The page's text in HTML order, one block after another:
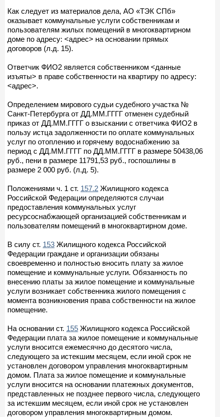
Как следует из материалов дела, АО «ТЭК СПб»
оказывает коммунальные услуги собственникам и
пользователям жилых помещений в многоквартирном
доме по адресу: <адрес> на основании прямых
договоров (л.д. 15).
Ответчик ФИО2 является собственником <данные
изъяты> в праве собственности на квартиру по адресу:
<адрес>.
Определением мирового судьи судебного участка №
Санкт-Петербурга от ДД.ММ.ГГГГ отменен судебный
приказ от ДД.ММ.ГГГГ о взыскании с ответчика ФИО2 в
пользу истца задолженности по оплате коммунальных
услуг по отоплению и горячему водоснабжению за
период с ДД.ММ.ГГГГ по ДД.ММ.ГГГГ в размере 50438,06
руб., пени в размере 11791,53 руб., госпошлины в
размере 2 000 руб. (л.д. 5).
Положениями ч. 1 ст. 157.2 Жилищного кодекса
Российской Федерации определяются случаи
предоставления коммунальных услуг
ресурсоснабжающей организацией собственникам и
пользователям помещений в многоквартирном доме.
В силу ст. 153 Жилищного кодекса Российской
Федерации граждане и организации обязаны
своевременно и полностью вносить плату за жилое
помещение и коммунальные услуги. Обязанность по
внесению платы за жилое помещение и коммунальные
услуги возникает собственника жилого помещения с
момента возникновения права собственности на жилое
помещение.
На основании ст. 155 Жилищного кодекса Российской
Федерации плата за жилое помещение и коммунальные
услуги вносится ежемесячно до десятого числа,
следующего за истекшим месяцем, если иной срок не
установлен договором управления многоквартирным
домом. Плата за жилое помещение и коммунальные
услуги вносится на основании платежных документов,
представленных не позднее первого числа, следующего
за истекшим месяцем, если иной срок не установлен
договором управления многоквартирным домом.